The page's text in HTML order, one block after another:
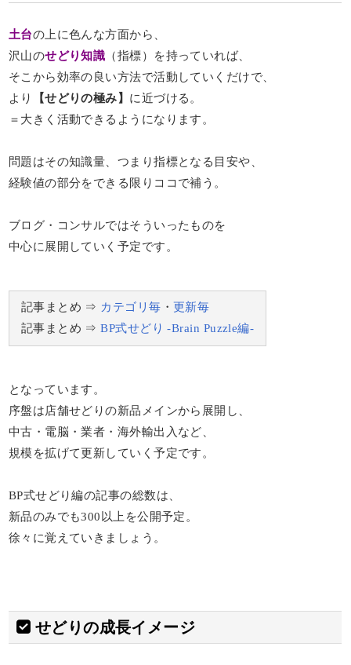
土台の上に色んな方面から、
沢山のせどり知識 （指標）を持っていれば、
そこから効率の良い方法で活動していくだけで、
より
【せどりの極み】 に近づける。
＝大きく活動できるようになります。
問題はその知識量、つまり指標となる目安や、
経験値の部分をできる限りココで補う。
ブログ・コンサルではそういったものを
中心に展開していく予定です。
記事まとめ ⇒ カテゴリ毎 ・更新毎
記事まとめ ⇒BP式せどり -Brain Puzzle編-
となっています。
序盤は店舗せどりの新品メインから展開し、
中古・電脳・業者・海外輸出入など、
規模を拡げて更新していく予定です。
BP式せどり編の記事の総数は、
新品のみでも300以上を公開予定。
徐々に覚えていきましょう。
せどりの成長イメージ